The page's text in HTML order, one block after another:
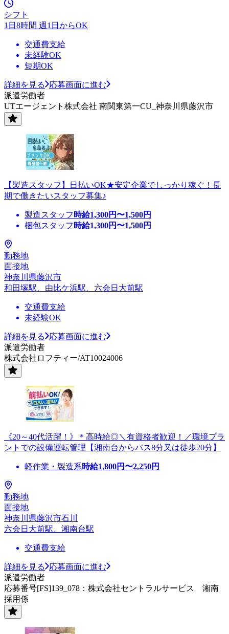
シフト
1日8時間 週1日からOK
交通費支給
未経験OK
短期OK
詳細を見る
応募画面に進む
派遣労働者
UTエージェント株式会社 南関東第一CU_神奈川県藤沢市
【製造スタッフ】日払いOK★安定企業でしっかり稼ぐ！長
期で働きたいスタッフ募集♪
製造スタッフ 時給1,300円〜1,500円
梱包スタッフ 時給1,300円〜1,500円
勤務地
面接地
神奈川県藤沢市
和田塚駅、由比ケ浜駅、六会日大前駅
交通費支給
未経験OK
詳細を見る
応募画面に進む
派遣労働者
株式会社ロフティー/AT10024006
《20～40代活躍！》＊高時給◎＼有資格者歓迎！／環境プラ
ントでの設備運転管理【湘南台からバス8分又は徒歩20分】
軽作業・製造系時給1,800円〜2,250円
勤務地
面接地
神奈川県藤沢市石川
六会日大前駅、湘南台駅
交通費支給
詳細を見る
応募画面に進む
派遣労働者
応募番号[FS]139_078：株式会社セントラルサービス 湘南
採用係